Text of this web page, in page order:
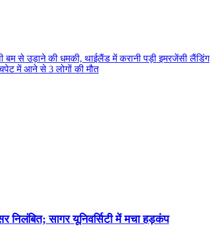
बम से उड़ाने की धमकी, थाईलैंड में करानी पड़ी इमरजेंसी लैंडिंग
में आने से 3 लोगों की मौत
निलंबित; सागर यूनिवर्सिटी में मचा हड़कंप